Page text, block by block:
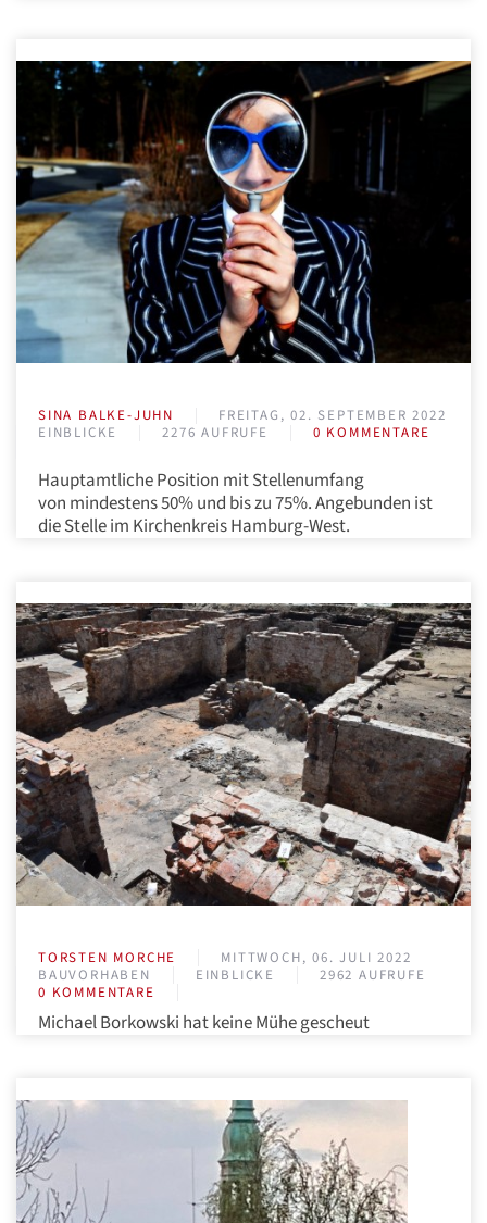
SINA BALKE-JUHN
FREITAG, 02. SEPTEMBER 2022
EINBLICKE
2276 AUFRUFE 0 KOMMENTARE
Hauptamtliche Position mit Stellenumfang
von mindestens 50% und bis zu 75%. Angebunden ist
die Stelle im Kirchenkreis Hamburg-West.
TORSTEN MORCHE
MITTWOCH, 06. JULI 2022
BAUVORHABEN
EINBLICKE
2962 AUFRUFE
0 KOMMENTARE
Michael Borkowski hat keine Mühe gescheut